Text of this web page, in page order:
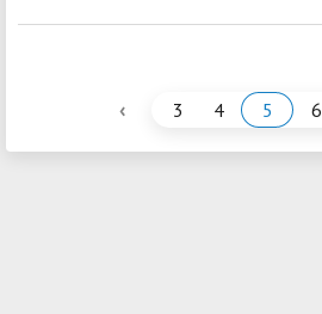
‹ 3 4 5 6